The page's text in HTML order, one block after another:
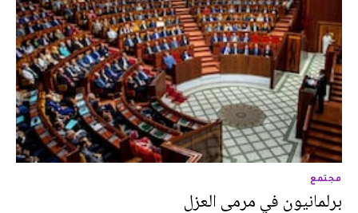
مجتمع
برلمانيون في مرمى العزل